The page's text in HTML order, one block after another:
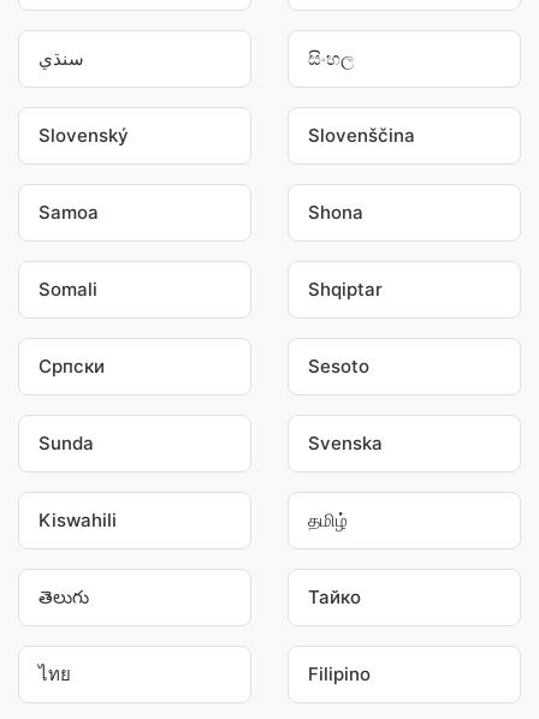
سنڌي සිංහල
Slovenský Slovenščina
Samoa Shona
Somali Shqiptar
Српски Sesoto
Sunda Svenska
Kiswahili தமிழ்
తెలుగు Тайко
ไทย Filipino